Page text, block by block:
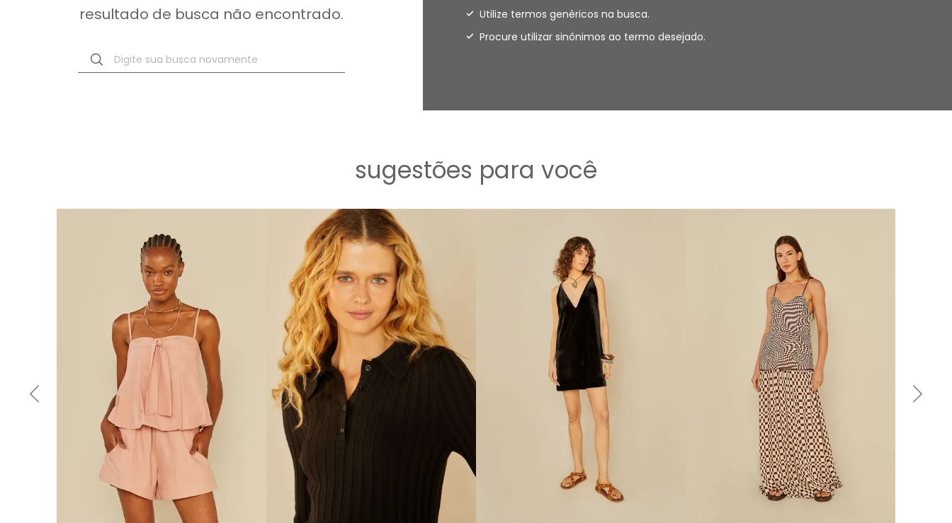
resultado de busca não encontrado.
Digite sua busca novamente
Utilize termos genéricos na busca.
Procure utilizar sinônimos ao termo desejado.
sugestões para você